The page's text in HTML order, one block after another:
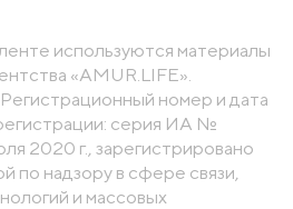
используются материалы
«AMUR.LIFE».
номер и дата
серия ИА №
2020 г., зарегистрировано
надзору в сфере связи,
и массовых